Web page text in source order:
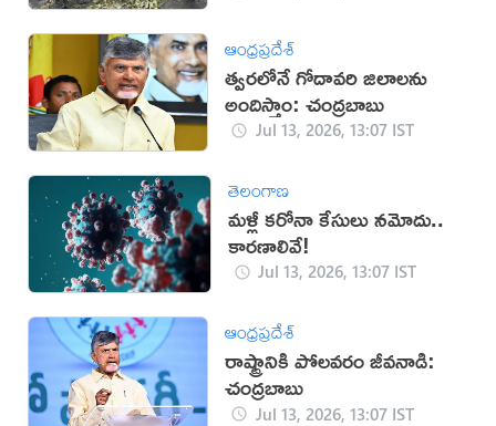
ఆంధ్రప్రదేశ్
త్వరలోనే గోదావరి జిలాలను
అందిస్తాం: చంద్రబాబు
Jul 13, 2026, 13:07 IST
తెలంగాణ
మళ్లీ కరోనా కేసులు నమోదు..
కారణాలివే!
Jul 13, 2026, 13:07 IST
ఆంధ్రప్రదేశ్
రాష్ట్రానికి పోలవరం జీవనాడి:
చంద్రబాబు
Jul 13, 2026, 13:07 IST